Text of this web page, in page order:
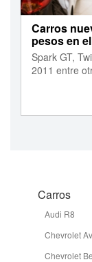
Carros
pesos en
Spark GT,
2011 entre
Carros
Audi R8
Chevrolet
Chevrolet